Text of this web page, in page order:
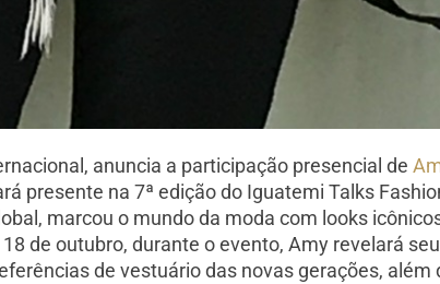
anuncia a participação presencial de
presente na 7ª edição do Iguatemi Talks
marcou o mundo da moda com looks
de outubro, durante o evento, Amy revelará
de vestuário das novas gerações,